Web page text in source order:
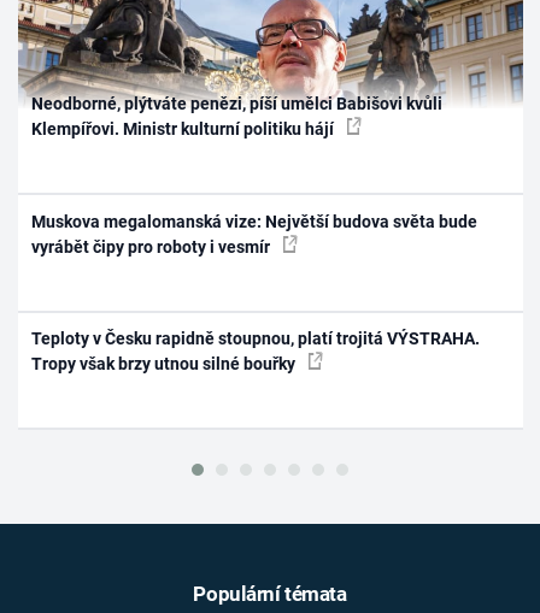
Neodborné, plýtváte penězi, píší umělci Babišovi kvůli
Klempířovi. Ministr kulturní politiku hájí
Muskova megalomanská vize: Největší budova světa bude
vyrábět čipy pro roboty i vesmír
Teploty v Česku rapidně stoupnou, platí trojitá VÝSTRAHA.
Tropy však brzy utnou silné bouřky
Populární témata